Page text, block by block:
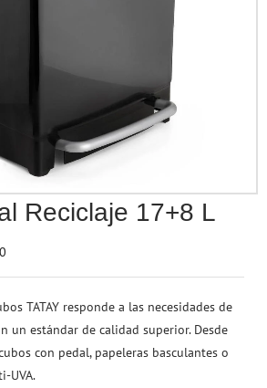
Ruedas
Accesorios de
Para Cubrir, Tapar
COVID-19
Tizas & Accesorios
Sacapuntas
Marcadores
Reciclaje 17+8 L
TATAY responde a las necesidades de
un estándar de calidad superior. Desde
con pedal, papeleras basculantes o
UVA.